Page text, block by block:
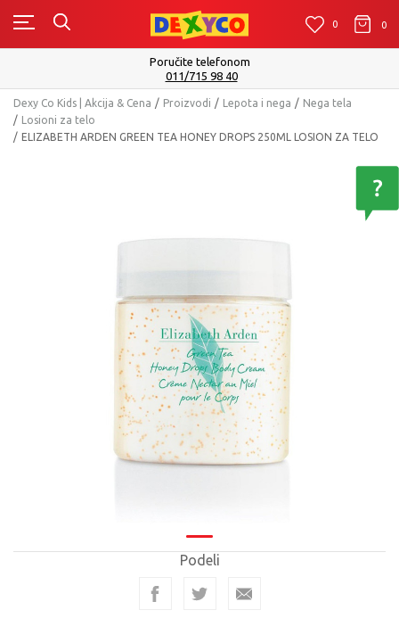
0 0 0
Poručite telefonom
011/715 98 40
Dexy Co Kids | Akcija & Cena Proizvodi Lepota i nega
Nega tela
Losioni za telo
ELIZABETH ARDEN GREEN TEA HONEY DROPS 250ML LOSION ZA TELO
Podeli